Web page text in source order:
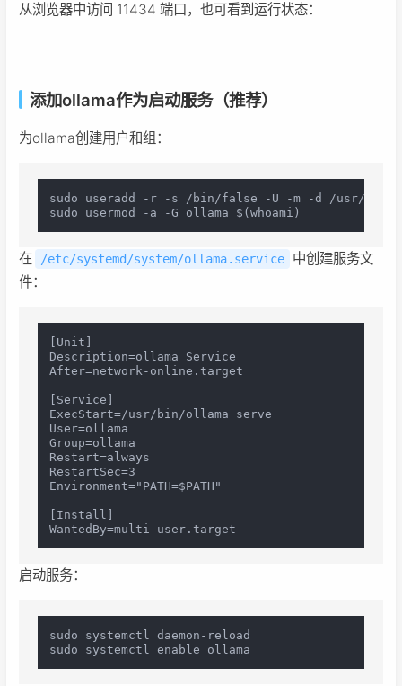
从浏览器中访问 11434 端口，也可看到运行状态：
添加ollama作为启动服务（推荐）
为ollama创建用户和组：
sudo useradd -r -s /bin/false -U -m -d /usr/
在 /etc/systemd/system/ollama.service
中创建服务文
件：
[Unit]
Description=ollama Service
After=network-online.target
[Service]
ExecStart=/usr/bin/ollama serve
User=ollama
Group=ollama
Restart=always
RestartSec=3
Environment="PATH=$PATH"
[Install]
启动服务：
sudo systemctl daemon-reload